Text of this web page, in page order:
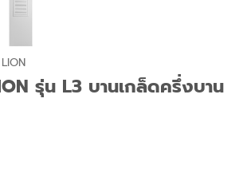
รุ่น L3 บานเกล็ดครึ่งบาน